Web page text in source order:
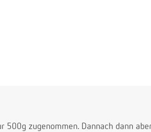
500g zugenommen. Dannach dann